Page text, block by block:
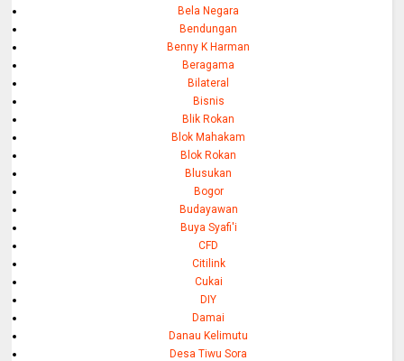
Bela Negara
Bendungan
Benny K Harman
Beragama
Bilateral
Bisnis
Blik Rokan
Blok Mahakam
Blok Rokan
Blusukan
Bogor
Budayawan
Buya Syafi'i
CFD
Citilink
Cukai
DIY
Damai
Danau Kelimutu
Desa Tiwu Sora